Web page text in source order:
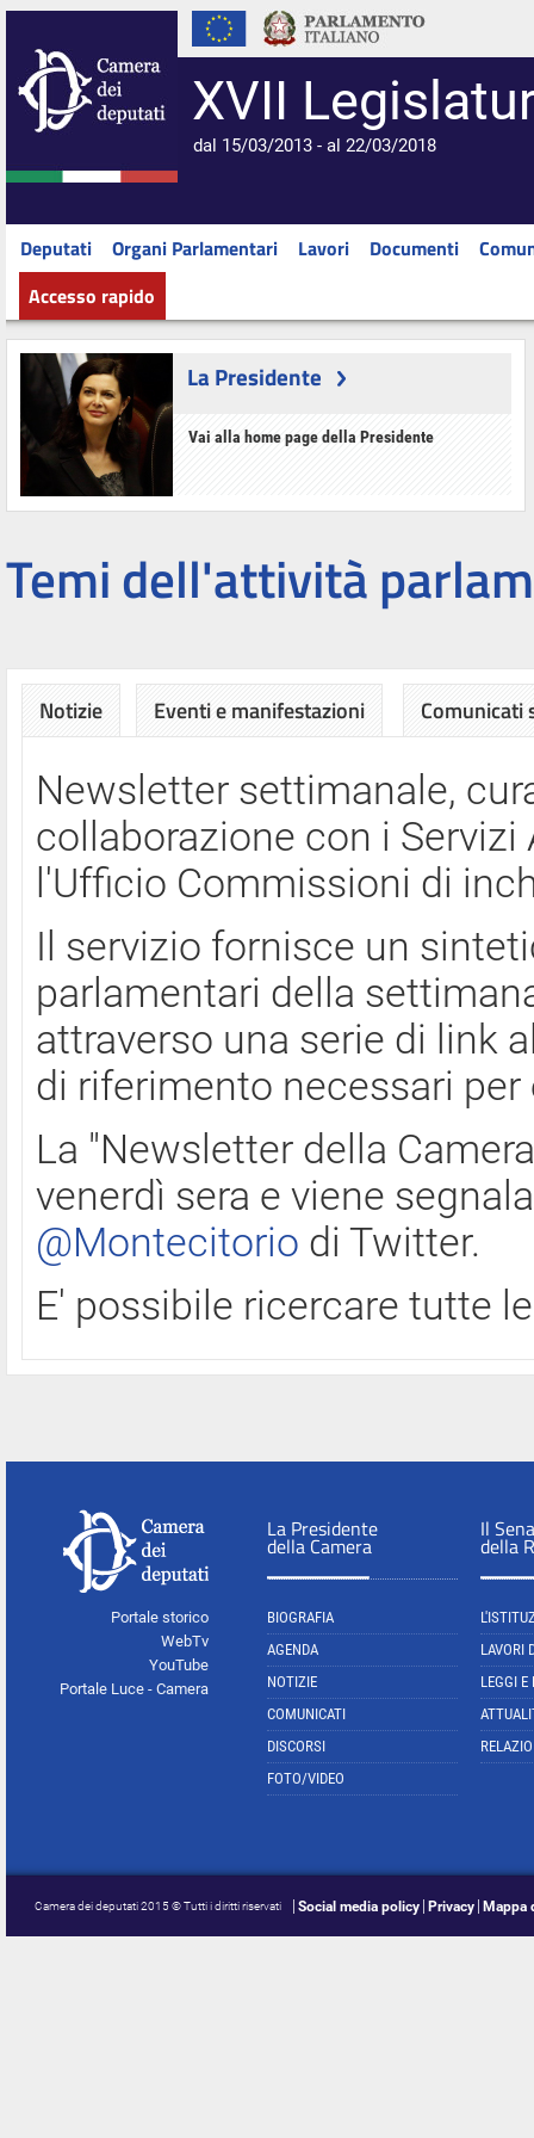
XVII
dal 15/03/2013 - al 22/03/2018
Deputati Organi Parlamentari Lavori Documenti
Accesso rapido
La Presidente
Vai alla home page della Presidente
Temi dell'attività
Notizie Eventi e manifestazioni Comunicati
Newsletter settimanale,
collaborazione con i
l'Ufficio Commissioni di
Il servizio fornisce un
parlamentari della
attraverso una serie di link
di riferimento necessari
La "Newsletter della
venerdì sera e viene
@Montecitorio di Twitter.
E' possibile ricercare tutte
Portale storico
WebTv
YouTube
Portale Luce - Camera
La Presidente
della Camera
BIOGRAFIA
AGENDA
NOTIZIE
COMUNICATI
DISCORSI
FOTO/VIDEO
Il
della
LAVORI
LEGGI E
Camera dei deputati 2015 © Tutti i diritti riservati Social media policy Privacy Mappa